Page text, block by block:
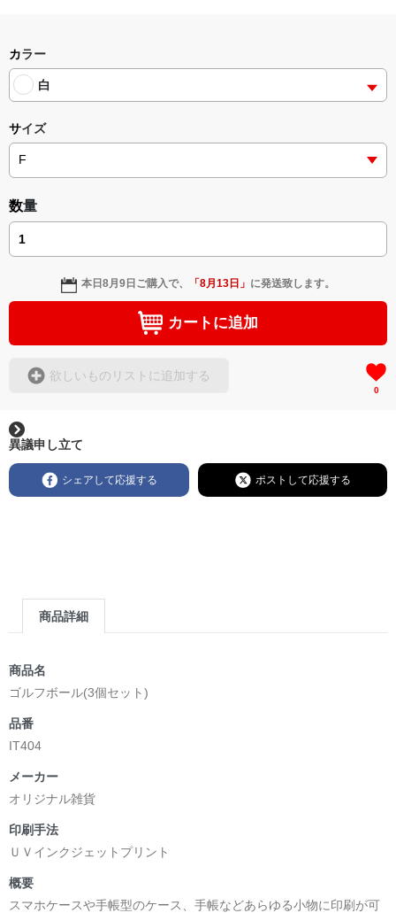
私なりの（）根底を元に都度思考感コンセプトデザインクリ
エイト（創造）しています。
「（）」
よろしくお願い致します。(｡•ㅅ•｡) (*´•ω•`*)…
平成三十年10月20日16時45分10月22日12時58分、
12.28.22.33.に追書。
カラー
白
サイズ
数量
本日8月9日 ご購入で、 「8月13日 」 に発送致します。
カートに追加
欲しいものリストに追加する
0
異議申し立て
シェアして応援する ポストして応援する
商品詳細
商品名
ゴルフボール(3個セット)
品番
IT404
メーカー
オリジナル雑貨
印刷手法
ＵＶインクジェットプリント
概要
スマホケースや手帳型のケース、手帳などあらゆる小物に印刷が可